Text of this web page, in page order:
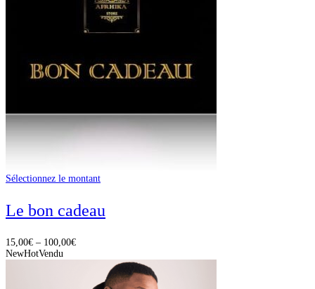
Sélectionnez le montant
Le bon cadeau
15,00€ – 100,00€
NewHotVendu